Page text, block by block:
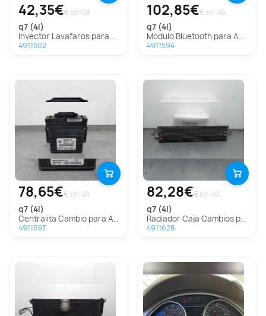
42,35€€ sin IVA
q7 (4l)
Inyector Lavafaros para Audi Q7 (4L)
4911502
102,85€€ sin IVA
q7 (4l)
Modulo Bluetooth para Audi Q7 (4L)
4911594
78,65€€ sin IVA
q7 (4l)
Centralita Cambio para Audi Q7 (4L)
4911597
82,28€€ sin IVA
q7 (4l)
Radiador Caja Cambios para Audi Q7 (4L)
4911628